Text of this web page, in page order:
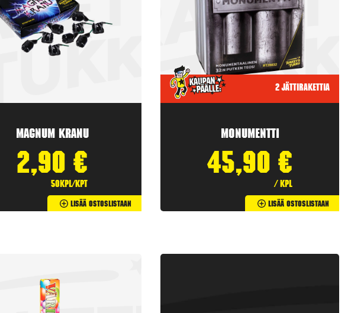
Magnum Kranu
2,90 €
50kpl/kpt
Lisää Ostoslistaan
2 jättirakettia
Monumentti
45,90 €
/ kpl
Lisää Ostoslistaan